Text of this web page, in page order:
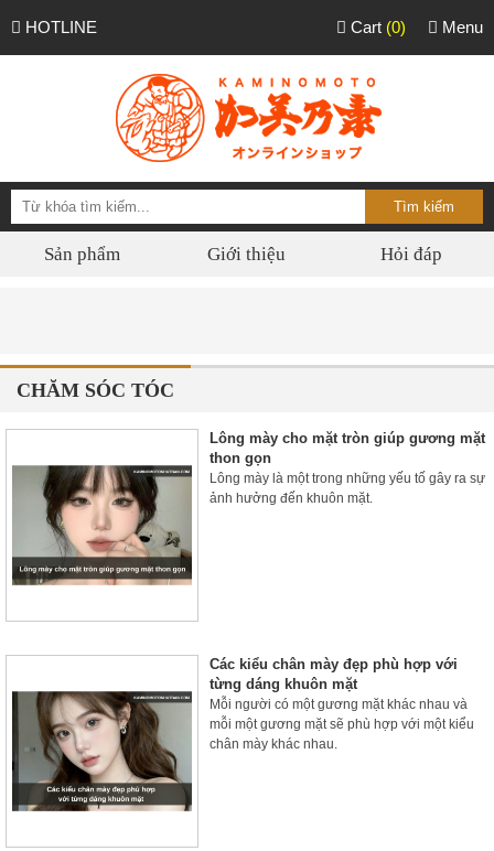
HOTLINE Menu
Cart (0)
Sản phẩm Giới thiệu Hỏi đáp
CHĂM SÓC TÓC
Lông mày cho mặt tròn giúp gương mặt
thon gọn
Lông mày là một trong những yếu tố gây ra sự
ảnh hưởng đến khuôn mặt.
Các kiểu chân mày đẹp phù hợp với
từng dáng khuôn mặt
Mỗi người có một gương mặt khác nhau và
mỗi một gương mặt sẽ phù hợp với một kiểu
chân mày khác nhau.